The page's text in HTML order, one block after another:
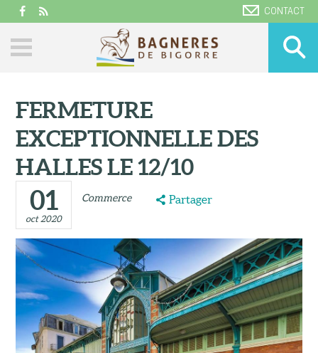
CONTACT
FERMETURE
EXCEPTIONNELLE DES
HALLES LE 12/10
01
oct 2020
Commerce Partager